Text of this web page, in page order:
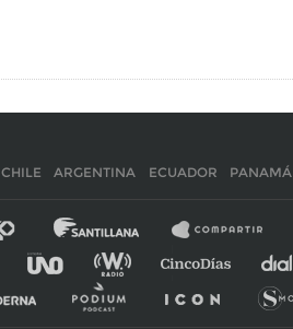
CHILE ARGENTINA ECUADOR PANAMÁ